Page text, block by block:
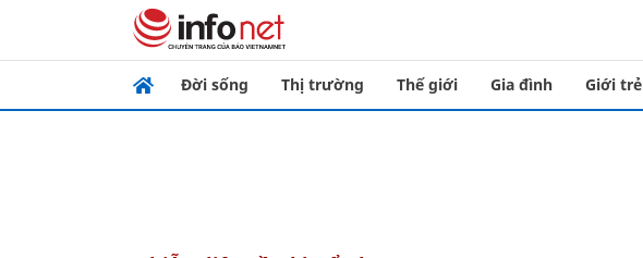
Đời sống Thị trường Thế giới Gia đình Giới trẻ